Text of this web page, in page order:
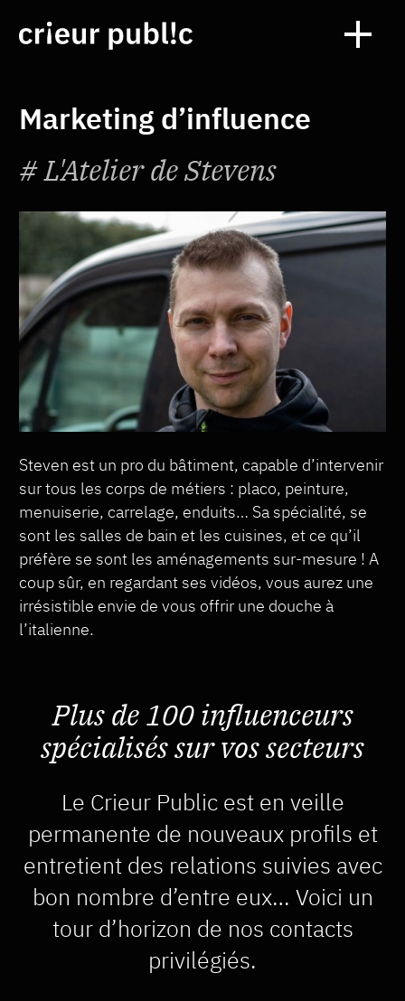
Marketing d’influence
L'Atelier de Stevens
Steven est un pro du bâtiment, capable d’intervenir
sur tous les corps de métiers : placo, peinture,
menuiserie, carrelage, enduits… Sa spécialité, se
sont les salles de bain et les cuisines, et ce qu’il
préfère se sont les aménagements sur-mesure ! A
coup sûr, en regardant ses vidéos, vous aurez une
irrésistible envie de vous offrir une douche à
l’italienne.
Plus de 100 influenceurs
spécialisés sur vos secteurs
Le Crieur Public est en veille
permanente de nouveaux profils et
entretient des relations suivies avec
bon nombre d’entre eux… Voici un
tour d’horizon de nos contacts
privilégiés.